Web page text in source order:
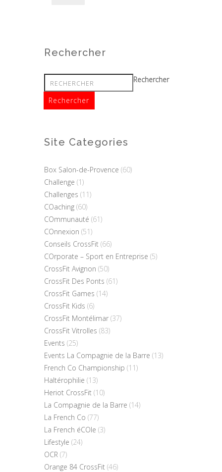
Rechercher
Rechercher
Site Categories
Box Salon-de-Provence (60)
Challenge (1)
Challenges (11)
COaching (60)
COmmunauté (61)
COnnexion (51)
Conseils CrossFit (66)
COrporate – Sport en Entreprise (5)
CrossFit Avignon (50)
CrossFit Des Ponts (61)
CrossFit Games (14)
CrossFit Kids (6)
CrossFit Montélimar (37)
CrossFit Vitrolles (83)
Events (25)
Events La Compagnie de la Barre (13)
French Co Championship (11)
Haltérophilie (13)
Heriot CrossFit (10)
La Compagnie de la Barre (14)
La French Co (77)
La French éCOle (3)
Lifestyle (24)
OCR (7)
Orange 84 CrossFit (46)